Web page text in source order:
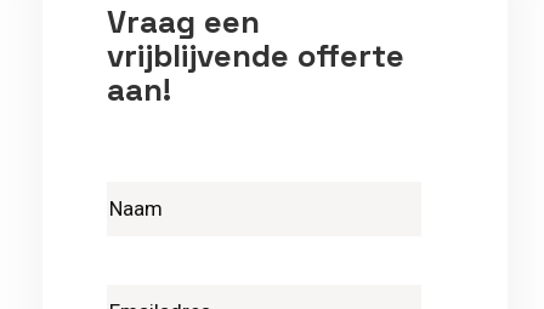
Vraag een
vrijblijvende offerte
aan!